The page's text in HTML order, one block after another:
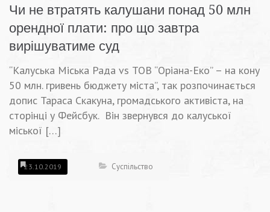
Чи не втратять калушани понад 50 млн
орендної плати: про що завтра
вирішуватиме суд
“Калуська Міська Рада vs ТОВ “Оріана-Еко” – на кону
50 млн. гривень бюджету міста”, так розпочинається
допис Тараса Скакуна, громадського активіста, на
сторінці у Фейсбук. Він звернувся до калуської
міської […]
23.10.2019 Суспільство